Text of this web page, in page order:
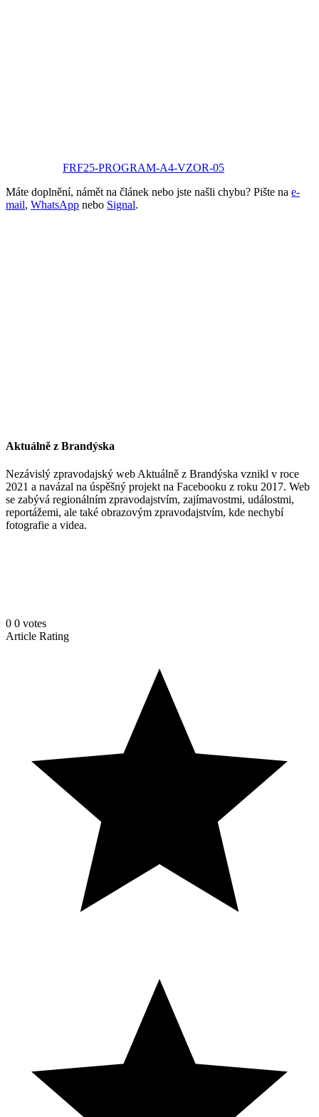
FRF25-PROGRAM-A4-VZOR-05
Máte doplnění, námět na článek nebo jste našli chybu? Pište na e-
mail, WhatsApp nebo Signal.
Aktuálně z Brandýska
Nezávislý zpravodajský web Aktuálně z Brandýska vznikl v roce
2021 a navázal na úspěšný projekt na Facebooku z roku 2017. Web
se zabývá regionálním zpravodajstvím, zajímavostmi, událostmi,
reportážemi, ale také obrazovým zpravodajstvím, kde nechybí
fotografie a videa.
0 0 votes
Article Rating